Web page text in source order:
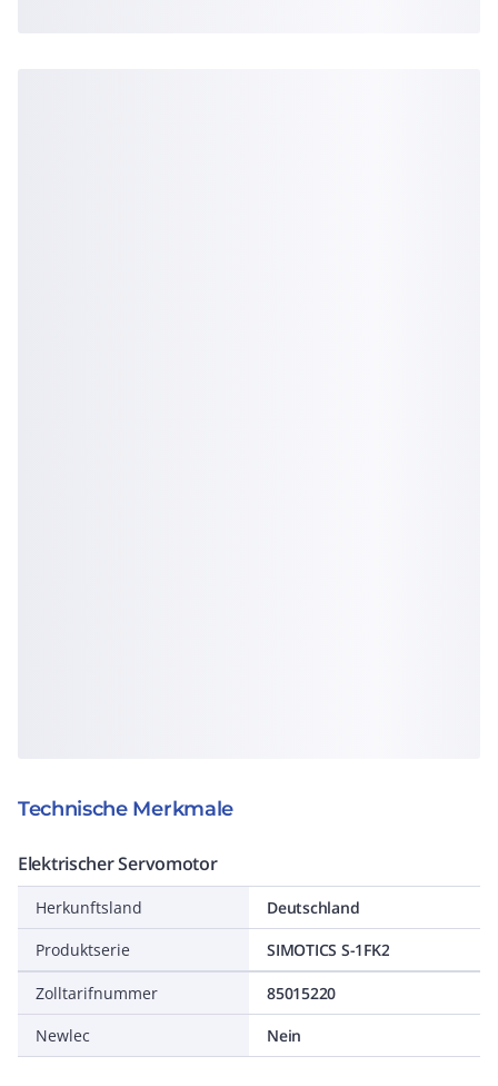
Technische Merkmale
Elektrischer Servomotor
Herkunftsland
Deutschland
Produktserie
SIMOTICS S-1FK2
Zolltarifnummer
85015220
Newlec
Nein